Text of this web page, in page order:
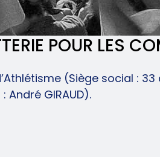
POUR LES
(Siège social : 33
GIRAUD).